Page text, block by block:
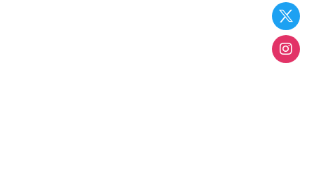
¿No encuentras lo que buscas? ...